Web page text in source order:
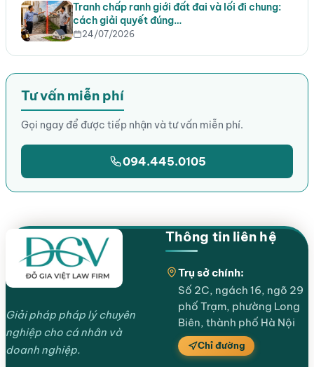
Tranh chấp ranh giới đất đai và lối đi chung:
cách giải quyết đúng…
24/07/2026
Tư vấn miễn phí
Gọi ngay để được tiếp nhận và tư vấn miễn phí.
094.445.0105
Giải pháp pháp lý chuyên
nghiệp cho cá nhân và
doanh nghiệp.
Thông tin liên hệ
Trụ sở chính:
Số 2C, ngách 16, ngõ 29
phố Trạm, phường Long
Biên, thành phố Hà Nội
Chỉ đường